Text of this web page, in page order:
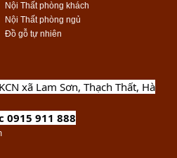
Nội Thất phòng khách
Nội Thất phòng ngủ
Đồ gỗ tự nhiên
xã Lam Sơn, Thạch Thất, Hà
0915 911 888